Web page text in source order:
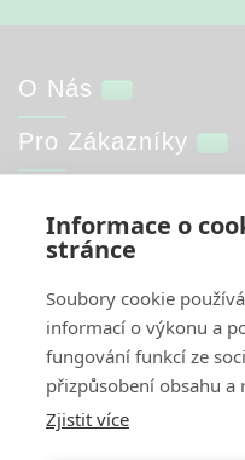
Informace o
stránce
Soubory cookie
informací o výkonu a
fungování funkcí ze
přizpůsobení obsahu a
Zjistit více
O Nás
Pro Zákazníky
Můj Účet
Web